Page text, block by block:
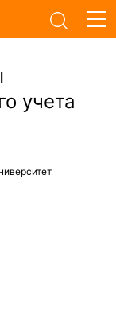
учета